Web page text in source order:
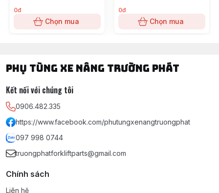
0đ
Chọn mua
0đ
Chọn mua
PHỤ TÙNG XE NÂNG TRƯỜNG PHÁT
Kết nối với chúng tôi
0906.482.335
https://www.facebook.com/phutungxenangtruongphat
097 998 0744
truongphatforkliftparts@gmail.com
Chính sách
Liên hệ